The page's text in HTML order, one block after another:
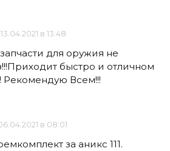
13.04.2021 в 13:48
для оружия не
быстро и отличном
Рекомендую Всем!!!
в 08:01
за аникс 111.